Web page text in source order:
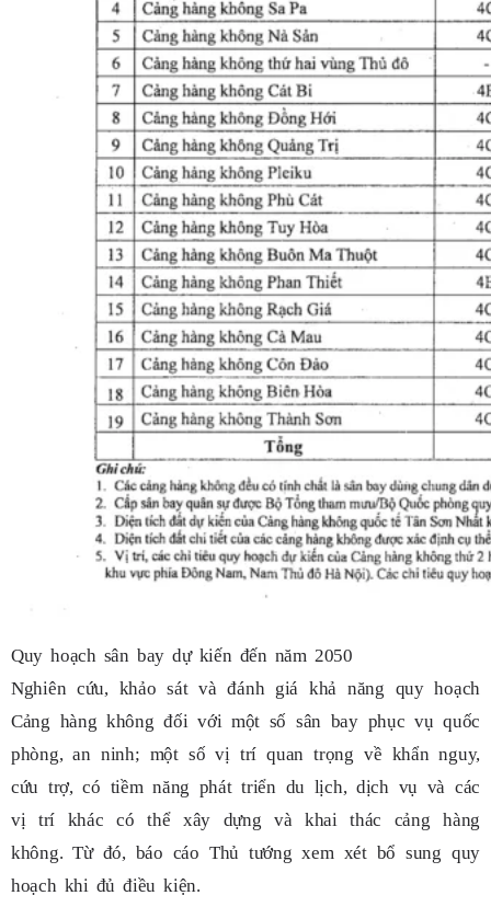
Quy hoạch sân bay dự kiến đến năm 2050
Nghiên cứu, khảo sát và đánh giá khả năng quy hoạch
Cảng hàng không đối với một số sân bay phục vụ quốc
phòng, an ninh; một số vị trí quan trọng về khẩn nguy,
cứu trợ, có tiềm năng phát triển du lịch, dịch vụ và các
vị trí khác có thể xây dựng và khai thác cảng hàng
không. Từ đó, báo cáo Thủ tướng xem xét bổ sung quy
hoạch khi đủ điều kiện.